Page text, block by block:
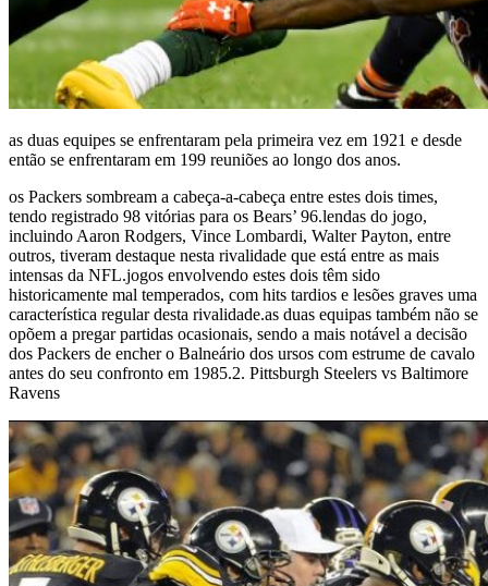
as duas equipes se enfrentaram pela primeira vez em 1921 e desde
então se enfrentaram em 199 reuniões ao longo dos anos.
os Packers sombream a cabeça-a-cabeça entre estes dois times,
tendo registrado 98 vitórias para os Bears’ 96.lendas do jogo,
incluindo Aaron Rodgers, Vince Lombardi, Walter Payton, entre
outros, tiveram destaque nesta rivalidade que está entre as mais
intensas da NFL.jogos envolvendo estes dois têm sido
historicamente mal temperados, com hits tardios e lesões graves uma
característica regular desta rivalidade.as duas equipas também não se
opõem a pregar partidas ocasionais, sendo a mais notável a decisão
dos Packers de encher o Balneário dos ursos com estrume de cavalo
antes do seu confronto em 1985.2. Pittsburgh Steelers vs Baltimore
Ravens